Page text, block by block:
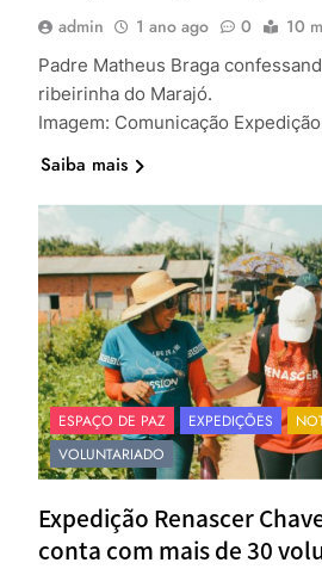
admin 1 ano ago 0 10
Padre Matheus Braga
ribeirinha do Marajó.
Imagem: Comunicação
Saiba mais
ESPAÇO DE PAZ EXPEDIÇÕES
VOLUNTARIADO
Expedição Renascer
conta com mais de 30